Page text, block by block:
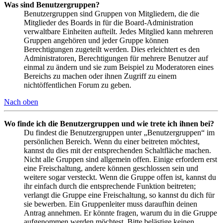
Was sind Benutzergruppen?
Benutzergruppen sind Gruppen von Mitgliedern, die die
Mitglieder des Boards in für die Board-Administration
verwaltbare Einheiten aufteilt. Jedes Mitglied kann mehreren
Gruppen angehören und jeder Gruppe können
Berechtigungen zugeteilt werden. Dies erleichtert es den
Administratoren, Berechtigungen für mehrere Benutzer auf
einmal zu ändern und sie zum Beispiel zu Moderatoren eines
Bereichs zu machen oder ihnen Zugriff zu einem
nichtöffentlichen Forum zu geben.
Nach oben
Wo finde ich die Benutzergruppen und wie trete ich ihnen bei?
Du findest die Benutzergruppen unter „Benutzergruppen“ im
persönlichen Bereich. Wenn du einer beitreten möchtest,
kannst du dies mit der entsprechenden Schaltfläche machen.
Nicht alle Gruppen sind allgemein offen. Einige erfordern erst
eine Freischaltung, andere können geschlossen sein und
weitere sogar versteckt. Wenn die Gruppe offen ist, kannst du
ihr einfach durch die entsprechende Funktion beitreten;
verlangt die Gruppe eine Freischaltung, so kannst du dich für
sie bewerben. Ein Gruppenleiter muss daraufhin deinen
Antrag annehmen. Er könnte fragen, warum du in die Gruppe